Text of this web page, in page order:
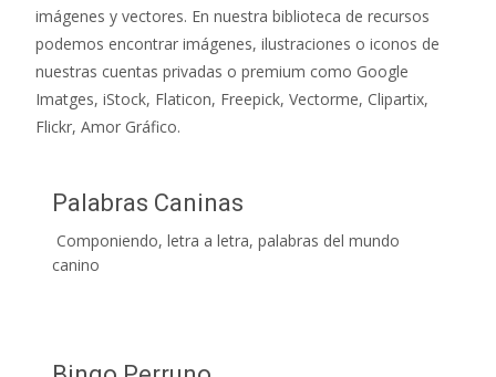
imágenes y vectores. En nuestra biblioteca de recursos
podemos encontrar imágenes, ilustraciones o iconos de
nuestras cuentas privadas o premium como Google
Imatges, iStock, Flaticon, Freepick, Vectorme, Clipartix,
Flickr, Amor Gráfico.
Palabras Caninas
Componiendo, letra a letra, palabras del mundo
canino